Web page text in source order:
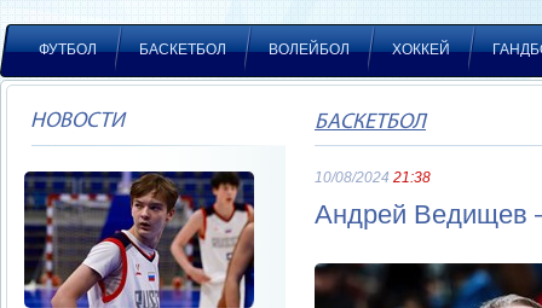
ФУТБОЛ БАСКЕТБОЛ ВОЛЕЙБОЛ ХОККЕЙ
НОВОСТИ БАСКЕТБОЛ
10/08/2024 21:38
Андрей Ведищев